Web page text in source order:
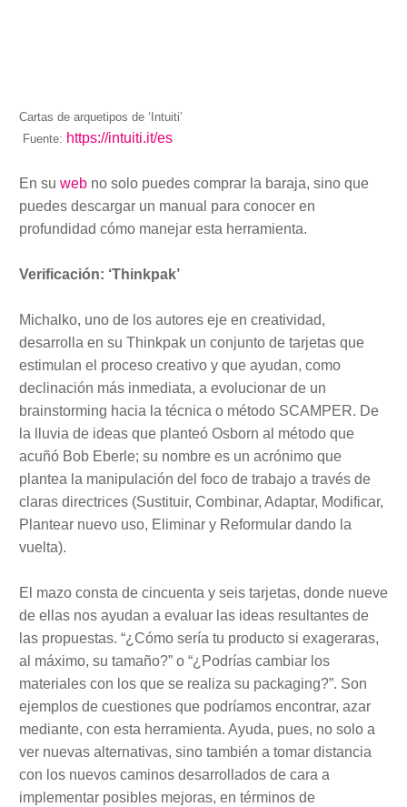
Cartas de arquetipos de ‘Intuiti’
Fuente: https://intuiti.it/es
En su web no solo puedes comprar la baraja, sino que
puedes descargar un manual para conocer en
profundidad cómo manejar esta herramienta.
Verificación: ‘Thinkpak’
Michalko, uno de los autores eje en creatividad,
desarrolla en su Thinkpak un conjunto de tarjetas que
estimulan el proceso creativo y que ayudan, como
declinación más inmediata, a evolucionar de un
brainstorming hacia la técnica o método SCAMPER. De
la lluvia de ideas que planteó Osborn al método que
acuñó Bob Eberle; su nombre es un acrónimo que
plantea la manipulación del foco de trabajo a través de
claras directrices (Sustituir, Combinar, Adaptar, Modificar,
Plantear nuevo uso, Eliminar y Reformular dando la
vuelta).
El mazo consta de cincuenta y seis tarjetas, donde nueve
de ellas nos ayudan a evaluar las ideas resultantes de
las propuestas. “¿Cómo sería tu producto si exageraras,
al máximo, su tamaño?” o “¿Podrías cambiar los
materiales con los que se realiza su packaging?”. Son
ejemplos de cuestiones que podríamos encontrar, azar
mediante, con esta herramienta. Ayuda, pues, no solo a
ver nuevas alternativas, sino también a tomar distancia
con los nuevos caminos desarrollados de cara a
implementar posibles mejoras, en términos de